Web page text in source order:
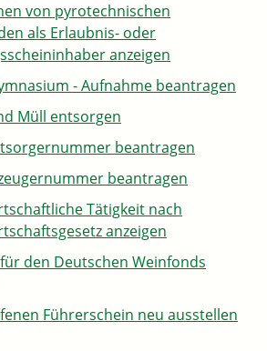
von pyrotechnischen
als Erlaubnis- oder
anzeigen
- Aufnahme beantragen
Müll entsorgen
beantragen
beantragen
Tätigkeit nach
anzeigen
den Deutschen Weinfonds
Führerschein neu ausstellen